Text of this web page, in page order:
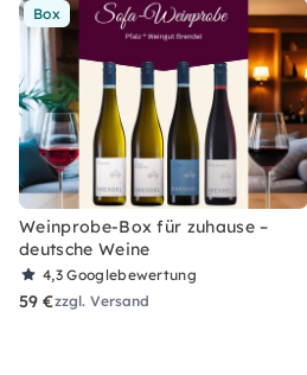
Box
Weinprobe-Box für zuhause –
deutsche Weine
4,3Googlebewertung
59 €zzgl. Versand